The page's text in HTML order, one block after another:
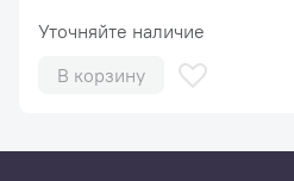
Уточняйте наличие
В корзину